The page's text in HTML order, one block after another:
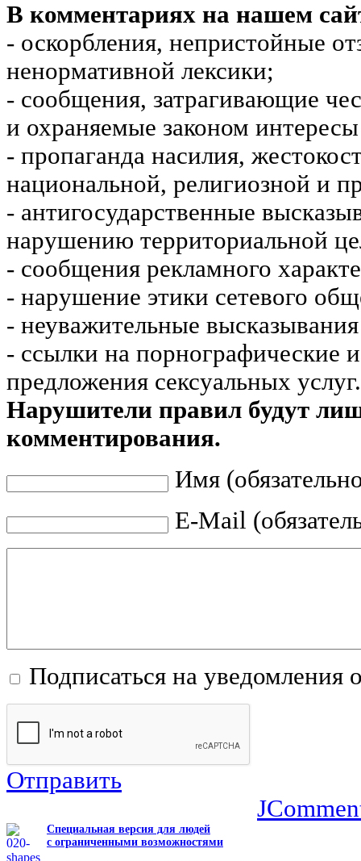
В комментариях на нашем
- оскорбления, непристойные
ненормативной лексики;
- сообщения, затрагивающие
и охраняемые законом
- пропаганда насилия,
национальной, религиозной и
- антигосударственные
нарушению территориальной
- сообщения рекламного
- нарушение этики сетевого
- неуважительные
- ссылки на порнографические
предложения сексуальных услуг.
Нарушители правил будут
комментирования.
Имя
E-Mail
Подписаться на уведомления
Отправить
Специальная версия для людей
с ограниченными возможностями